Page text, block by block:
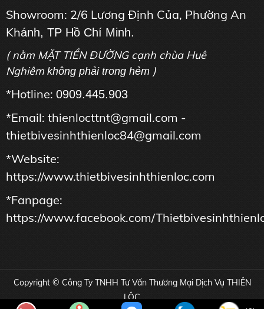
Showroom: 2/6 Lương Định Của, Phường An
Khánh, TP Hồ Chí Minh.
( nằm MẶT TIỀN ĐƯỜNG cạnh chùa Huê
Nghiêm không phải trong hẻm )
*Hotline: 0909.445.903
*Email: thienlocttnt@gmail.com -
thietbivesinhthienloc84@gmail.com
*Website:
https://www.thietbivesinhthienloc.com
*Fanpage:
https://www.facebook.com/
Copyright © Công Ty TNHH Tư Vấn Thương Mại Dịch Vụ THIÊN
LỘC